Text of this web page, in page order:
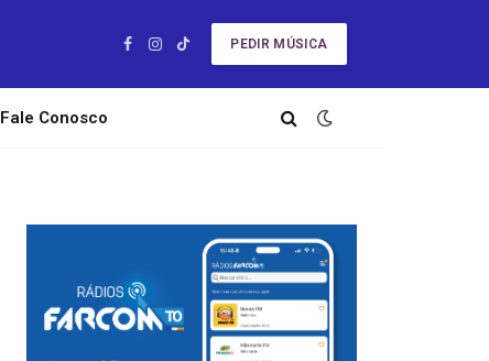
Facebook
Instagram
TikTok
PEDIR MÚSICA
Fale Conosco